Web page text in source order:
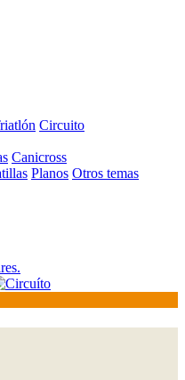
Circuito
Canicross
Planos Otros temas